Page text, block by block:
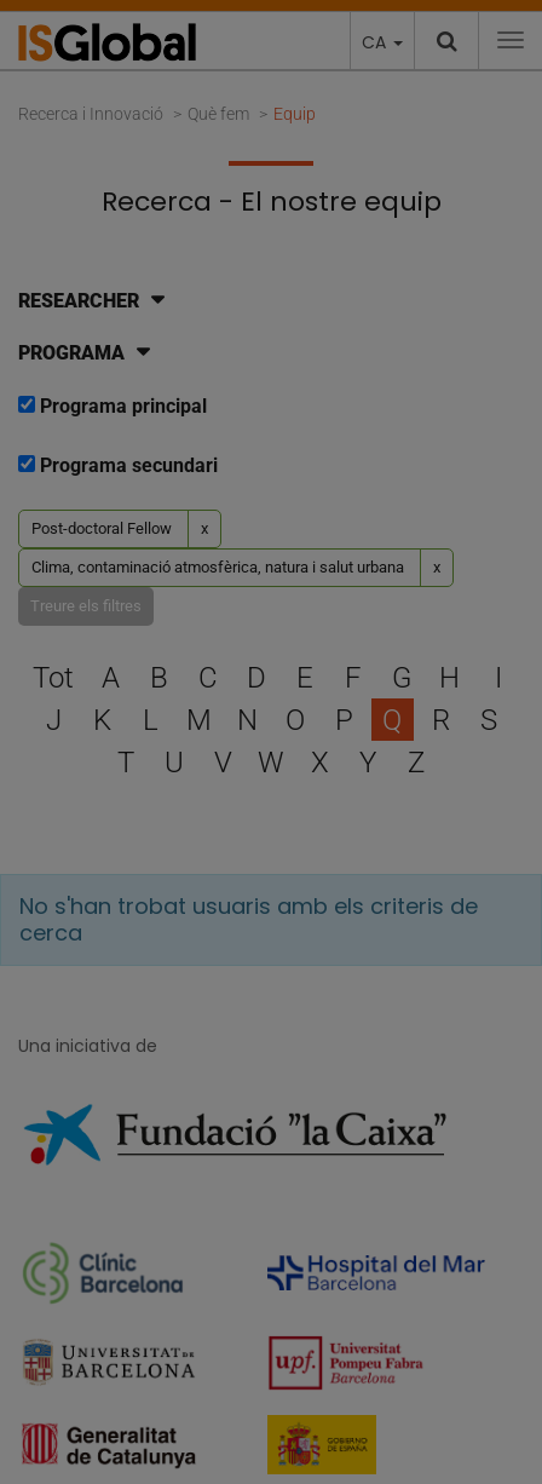
CA
Recerca i Innovació Què fem Equip
Recerca - El nostre equip
RESEARCHER
PROGRAMA
Programa principal
Programa secundari
Post-doctoral Fellow x
Clima, contaminació atmosfèrica, natura i salut urbana x
Treure els filtres
Escull una lletra per filtrar
Tot A B C D E F G H
I
J
K L M N O P Q R
S
T
U V W X Y Z
No s'han trobat usuaris amb els criteris de
cerca
Una iniciativa de